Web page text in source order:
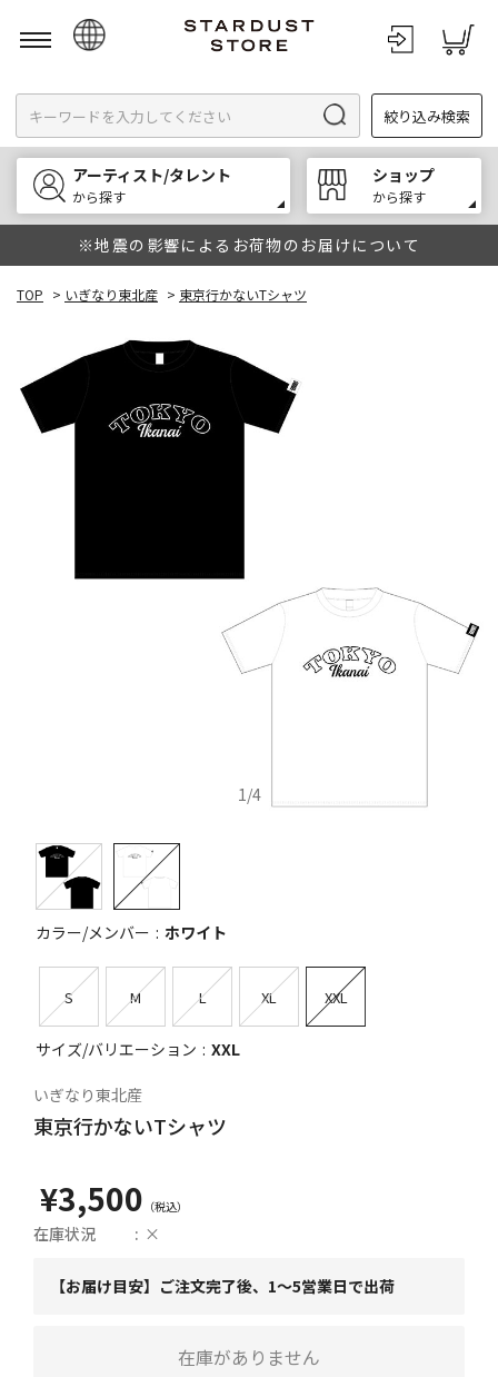
English
한국어
中文
絞り込み検索
アーティスト/タレント
から探す
ショップ
から探す
※地震の影響によるお荷物のお届けについて
TOP > いぎなり東北産 > 東京行かないTシャツ
1/4
カラー/メンバー ホワイト
S M L XL XXL
サイズ/バリエーション XXL
いぎなり東北産
東京行かないTシャツ
¥3,500
在庫状況 ×
【お届け目安】ご注文完了後、1～5営業日で出荷
在庫がありません